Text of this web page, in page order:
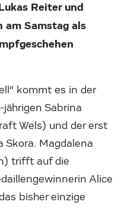
Reiter und
am Samstag als
kommt es in der
Sabrina
Wels) und der erst
Skora. Magdalena
trifft auf die
Alice
bisher einzige